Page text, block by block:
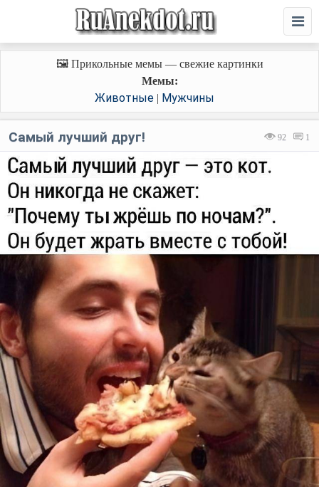
🖼️ Прикольные мемы — свежие картинки
Мемы:
Животные| Мужчины
92 1
Самый лучший друг!